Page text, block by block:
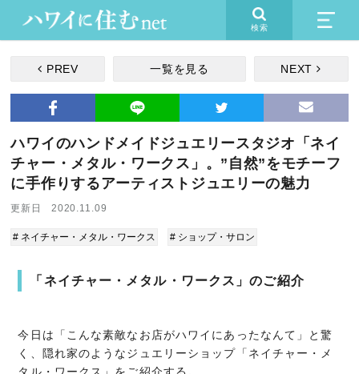
検索
PREV 一覧を見る NEXT
ハワイのハンドメイドジュエリースタジオ「ネイ
チャー・メタル・ワークス」。”自然”をモチーフ
に手作りするアーティストジュエリーの魅力
更新日 2020.11.09
# ネイチャー・メタル・ワークス # ショップ・サロン
「ネイチャー・メタル・ワークス」のご紹介
今日は「こんな素敵なお店がハワイにあったなんて」と驚
く、隠れ家のようなジュエリーショップ「ネイチャー・メ